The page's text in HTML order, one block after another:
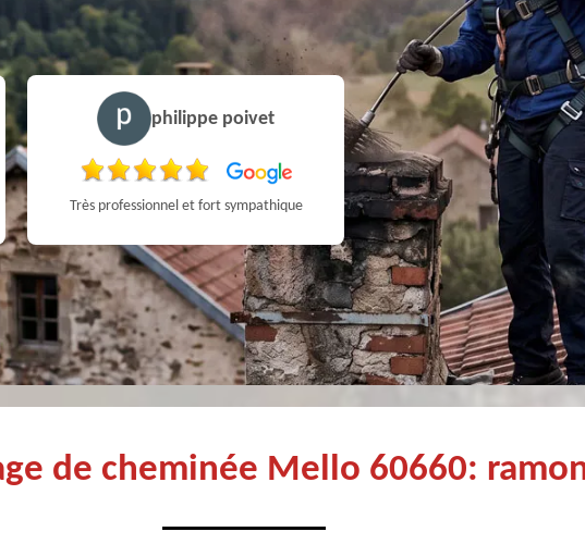
philippe poivet
Très professionnel et fort sympathique
Christophe
de cheminée Mello 60660: